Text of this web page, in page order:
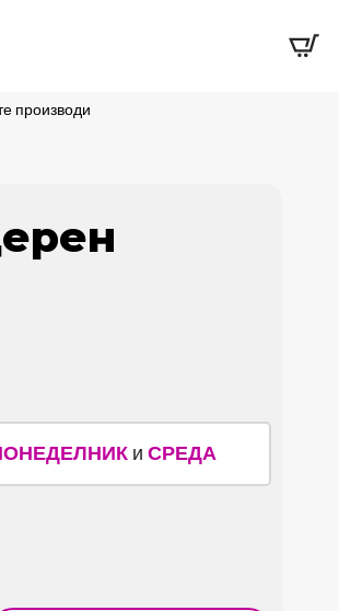
производи
и СРЕДА